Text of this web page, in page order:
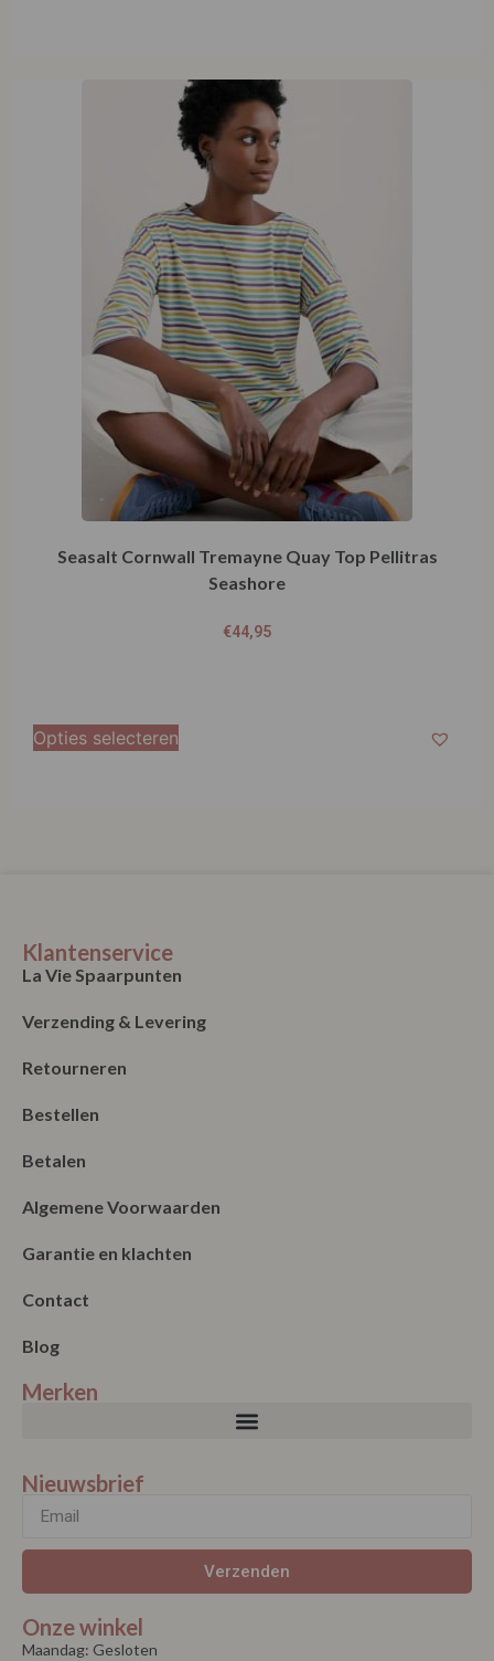
Seasalt Cornwall Tremayne Quay Top Pellitras
Seashore
€44,95
Opties selecteren
Klantenservice
La Vie Spaarpunten
Verzending & Levering
Retourneren
Bestellen
Betalen
Algemene Voorwaarden
Garantie en klachten
Contact
Blog
Merken
Nieuwsbrief
Verzenden
Onze winkel
Maandag: Gesloten